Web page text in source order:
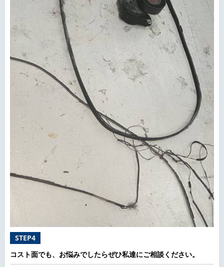
STEP4
コスト面でも、お悩みでしたらぜひ私達にご相談ください。